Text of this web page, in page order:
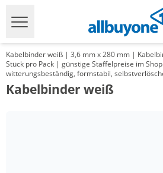
Kabelbinder weiß | 3,6 mm x 280 mm |
Stück pro Pack | günstige Staffelpreise im
witterungsbeständig, formstabil,
Kabelbinder weiß